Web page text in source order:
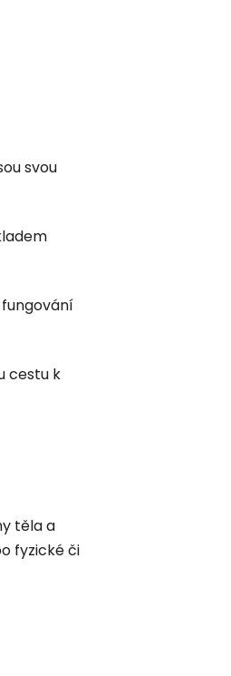
svou
cestu k
těla a
fyzické či